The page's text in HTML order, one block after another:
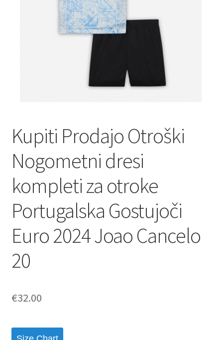
Kupiti Prodajo Otroški
Nogometni dresi
kompleti za otroke
Portugalska Gostujoči
Euro 2024 Joao Cancelo
20
€32.00